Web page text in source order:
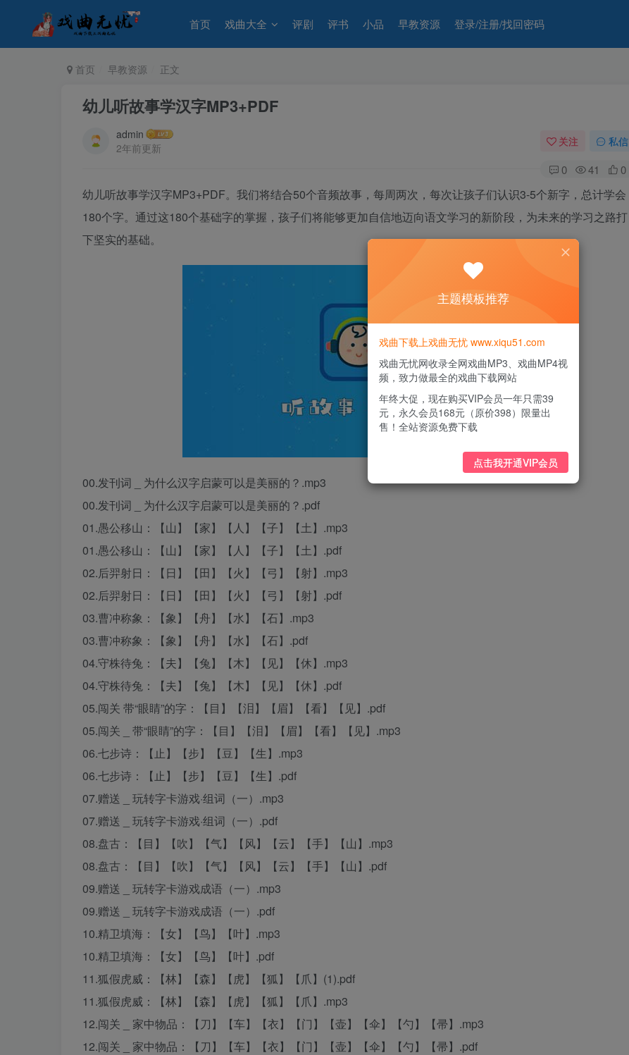
首页 戏曲大全 评剧 评书 小品 早教资源 登录/注册/找回密码
首页 早教资源 正文
幼儿听故事学汉字MP3+PDF
admin
2年前更新
关注 私信
0 41 0
幼儿听故事学汉字MP3+PDF。我们将结合50个音频故事，每周两次，每次让孩子们认识3-5个新字，总计学会
180个字。通过这180个基础字的掌握，孩子们将能够更加自信地迈向语文学习的新阶段，为未来的学习之路打
下坚实的基础。
00.发刊词 _ 为什么汉字启蒙可以是美丽的？.mp3
00.发刊词 _ 为什么汉字启蒙可以是美丽的？.pdf
01.愚公移山：【山】【家】【人】【子】【土】.mp3
01.愚公移山：【山】【家】【人】【子】【土】.pdf
02.后羿射日：【日】【田】【火】【弓】【射】.mp3
02.后羿射日：【日】【田】【火】【弓】【射】.pdf
03.曹冲称象：【象】【舟】【水】【石】.mp3
03.曹冲称象：【象】【舟】【水】【石】.pdf
04.守株待兔：【夫】【兔】【木】【见】【休】.mp3
04.守株待兔：【夫】【兔】【木】【见】【休】.pdf
05.闯关 带“眼睛”的字：【目】【泪】【眉】【看】【见】.pdf
05.闯关 _ 带“眼睛”的字：【目】【泪】【眉】【看】【见】.mp3
06.七步诗：【止】【步】【豆】【生】.mp3
06.七步诗：【止】【步】【豆】【生】.pdf
07.赠送 _ 玩转字卡游戏·组词（一）.mp3
07.赠送 _ 玩转字卡游戏·组词（一）.pdf
08.盘古：【目】【吹】【气】【风】【云】【手】【山】.mp3
08.盘古：【目】【吹】【气】【风】【云】【手】【山】.pdf
09.赠送 _ 玩转字卡游戏成语（一）.mp3
09.赠送 _ 玩转字卡游戏成语（一）.pdf
10.精卫填海：【女】【鸟】【叶】.mp3
10.精卫填海：【女】【鸟】【叶】.pdf
11.狐假虎威：【林】【森】【虎】【狐】【爪】(1).pdf
11.狐假虎威：【林】【森】【虎】【狐】【爪】.mp3
12.闯关 _ 家中物品：【刀】【车】【衣】【门】【壶】【伞】【勺】【帚】.mp3
12.闯关 _ 家中物品：【刀】【车】【衣】【门】【壶】【伞】【勺】【帚】.pdf
主题模板推荐
戏曲下载上戏曲无忧 www.xiqu51.com
戏曲无忧网收录全网戏曲MP3、戏曲MP4视
频，致力做最全的戏曲下载网站
年终大促，现在购买VIP会员一年只需39
元，永久会员168元（原价398）限量出
售！全站资源免费下载
点击我开通VIP会员